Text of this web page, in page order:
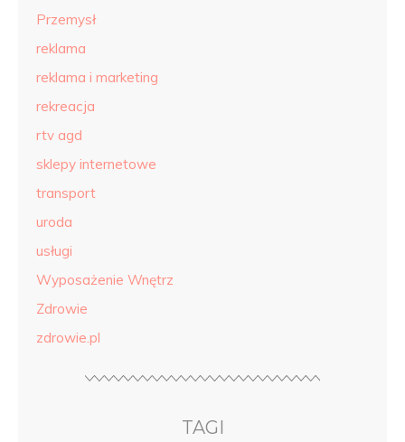
Przemysł
reklama
reklama i marketing
rekreacja
rtv agd
sklepy internetowe
transport
uroda
usługi
Wyposażenie Wnętrz
Zdrowie
zdrowie.pl
TAGI